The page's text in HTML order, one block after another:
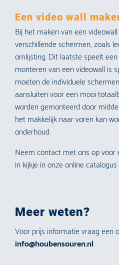
Een video wall
Bij het maken van een
verschillende schermen, zoals
omlijsting. Dit laatste speelt
monteren van een videowall is
moeten de individuele
aansluiten voor een mooi
worden gemonteerd door
het makkelijk naar voren kan
onderhoud.
Neem contact met ons op voor
in kijkje in onze online
Meer weten?
Voor prijs informatie vraag een
info@houbensouren.nl